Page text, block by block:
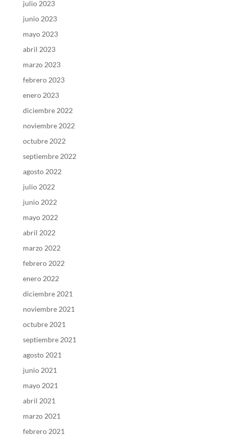
julio 2023
junio 2023
mayo 2023
abril 2023
marzo 2023
febrero 2023
enero 2023
diciembre 2022
noviembre 2022
octubre 2022
septiembre 2022
agosto 2022
julio 2022
junio 2022
mayo 2022
abril 2022
marzo 2022
febrero 2022
enero 2022
diciembre 2021
noviembre 2021
octubre 2021
septiembre 2021
agosto 2021
junio 2021
mayo 2021
abril 2021
marzo 2021
febrero 2021